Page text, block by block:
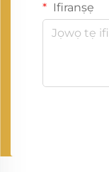
Ifiranṣẹ